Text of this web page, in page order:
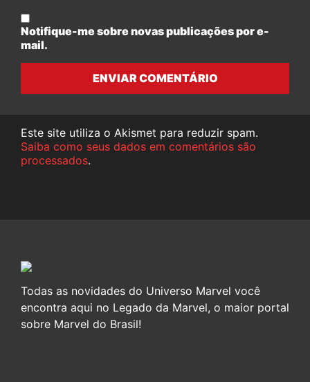
Notifique-me sobre novas publicações por e-
mail.
ENVIAR COMENTÁRIO
Este site utiliza o Akismet para reduzir spam.
Saiba como seus dados em comentários são
processados.
Todas as novidades do Universo Marvel você
encontra aqui no Legado da Marvel, o maior portal
sobre Marvel do Brasil!